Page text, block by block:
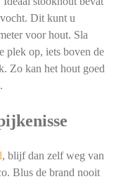
Dit kunt u
voor hout. Sla
plek op, iets boven de
Zo kan het hout goed
, blijf dan zelf weg van
Blus de brand nooit